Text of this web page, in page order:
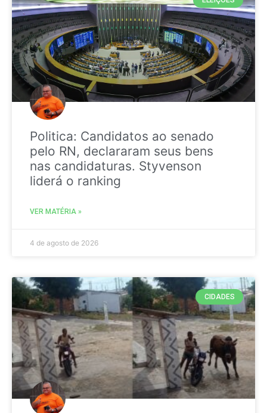
Politica: Candidatos ao senado
pelo RN, declararam seus bens
nas candidaturas. Styvenson
liderá o ranking
VER MATÉRIA »
4 de agosto de 2026
CIDADES